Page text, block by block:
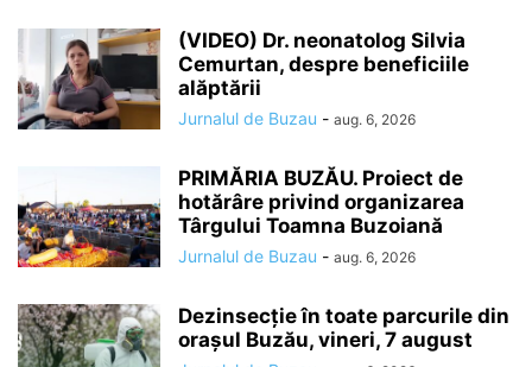
(VIDEO) Dr. neonatolog Silvia
Cemurtan, despre beneficiile
alăptării
Jurnalul de Buzau - aug. 6, 2026
PRIMĂRIA BUZĂU. Proiect de
hotărâre privind organizarea
Târgului Toamna Buzoiană
Jurnalul de Buzau - aug. 6, 2026
Dezinsecție în toate parcurile din
orașul Buzău, vineri, 7 august